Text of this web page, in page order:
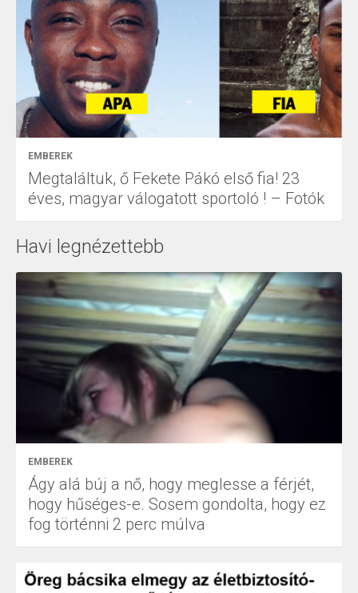
EMBEREK
Megtaláltuk, ő Fekete Pákó első fia! 23
éves, magyar válogatott sportoló ! – Fotók
Havi legnézettebb
EMBEREK
Ágy alá búj a nő, hogy meglesse a férjét,
hogy hűséges-e. Sosem gondolta, hogy ez
fog történni 2 perc múlva